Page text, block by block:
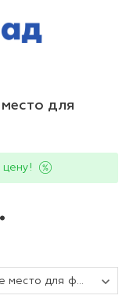
для
МойСклад. Опция "Дополнительное место для файлов" на 1 месяц